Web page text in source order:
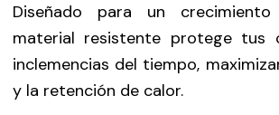
Diseñado para un
material resistente protege tus
inclemencias del tiempo,
y la retención de calor.